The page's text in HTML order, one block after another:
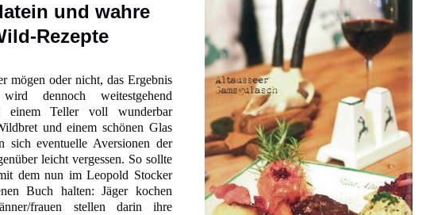
und wahre
Rezepte
mögen oder nicht, das Ergebnis
dennoch weitestgehend
einem Teller voll wunderbar
und einem schönen Glas
sich eventuelle Aversionen der
leicht vergessen. So sollte
dem nun im Leopold Stocker
Buch halten: Jäger kochen
frauen stellen darin ihre